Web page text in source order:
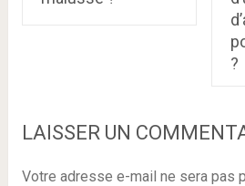
?
LAISSER UN
Votre adresse e-mail ne sera pas